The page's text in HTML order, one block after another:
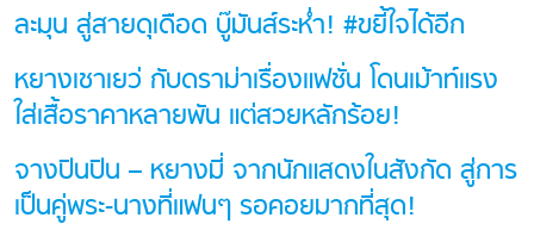
ละมุน สู่สายดุเดือด บู๊มันส์ระห่ำ! #ขยี้ใจได้อีก
หยางเชาเยว่ กับดราม่าเรื่องแฟชั่น โดนเม้าท์แรง
ใส่เสื้อราคาหลายพัน แต่สวยหลักร้อย!
จางปินปิน – หยางมี่ จากนักแสดงในสังกัด สู่การ
เป็นคู่พระ-นางที่แฟนๆ รอคอยมากที่สุด!